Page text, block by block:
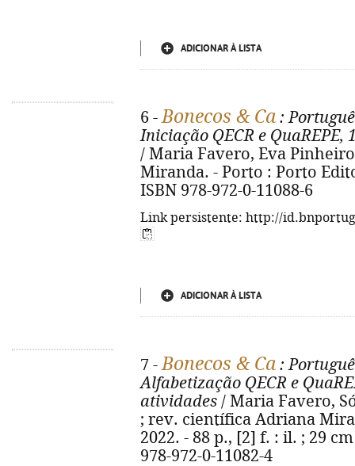
ADICIONAR À LISTA
6 -Bonecos & Ca :
Iniciação QECR e QuaREPE,
/ Maria Favero, Eva
Miranda. - Porto : Porto
ISBN 978-972-0-11088-6
Link persistente: http://
ADICIONAR À LISTA
7 -Bonecos & Ca :
Alfabetização QECR e
atividades / Maria Favero,
; rev. científica Adriana
2022. - 88 p., [2] f. : il. ; 29
978-972-0-11082-4